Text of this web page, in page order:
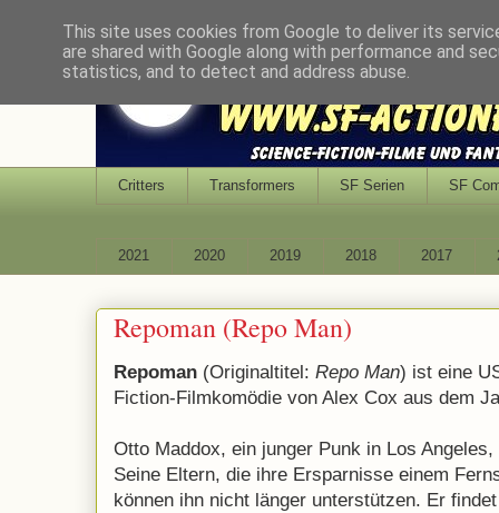
Critters Transformers SF Serien SF
2021 2020 2019 2018 2017
Repoman (Repo Man)
Repoman (Originaltitel: Repo Man) ist eine
Fiction-Filmkomödie von Alex Cox aus dem
Otto Maddox, ein junger Punk in Los
Seine Eltern, die ihre Ersparnisse einem
können ihn nicht länger unterstützen. Er
This site uses cookies from Google to deliver its
are shared with Google along with performance and
statistics, and to detect and address abuse.